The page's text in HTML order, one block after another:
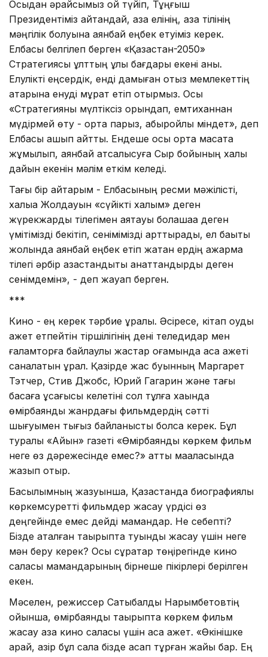
Осыдан әрқайсымыз ой түйіп, Тұңғыш
Президентіміз айтқандай, қазақ елінің, қазақ тілінің
мәңгілік болуына аянбай еңбек етуіміз керек.
Елбасы белгілеп берген «Қазақстан-2050»
Стратегиясы ұлттың ұлы бағдары екені анық.
Елулікті еңсердік, енді дамыған отыз мемлекеттің
қатарына енуді мұрат етіп отырмыз. Осы
«Стратегияны мүлтіксіз орындап, емтиханнан
мүдірмей өту - ортақ парыз, абыройлы міндет», деп
Елбасы ашып айтты. Ендеше осы ортақ мақсатқа
жұмылып, аянбай атсалысуға Сыр бойының халқы
дайын екенін мәлім еткім келеді.
Тағы бір айтарым - Елбасының ресми мәжілісті,
халыққа Жолдауын «сүйікті халқым» деген
жүрекжарды тілегімен аяқтауы болашаққа деген
үмітімізді бекітіп, сенімімізді арттырады, ел бақыты
жолында аянбай еңбек етіп жатқан ердің ақжарма
тілегі әрбір қазақстандықты қанаттандырды деген
сенімдемін», - деп жауап берген.
***
Кино - ең керек тәрбие құралы. Әсіресе, кітап оқуды
қажет етпейтін тіршілігінің дені теледидар мен
ғаламторға байлаулы жастар қоғамында аса қажеті
саналатын құрал. Қазірде жас буынның Маргарет
Тэтчер, Стив Джобс, Юрий Гагарин және тағы
басқаға ұқсағысы келетіні сол тұлға хақында
өмірбаяндық жанрдағы фильмдердің сәтті
шығуымен тығыз байланысты болса керек. Бұл
туралы «Айқын» газеті «Өмірбаяндық көркем фильм
неге өз дәрежесінде емес?» атты мақаласында
жазып отыр.
Басылымның жазуынша, Қазақстанда биографиялық
көркемсуретті фильмдер жасау үрдісі өз
деңгейінде емес дейді мамандар. Не себепті?
Бізде аталған тақырыпта туынды жасау үшін неге
мән беру керек? Осы сұрақтар төңірегінде кино
саласы мамандарының бірнеше пікірлері берілген
екен.
Мәселен, режиссер Сатыбалды Нарымбетовтің
ойынша, өмірбаяндық тақырыпта көркем фильм
жасау қазақ кино саласы үшін аса қажет. «Өкінішке
қарай, қазір бұл сала бізде ақсап тұрған жайы бар. Ең